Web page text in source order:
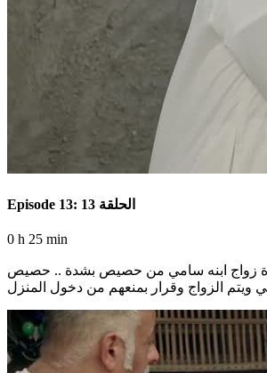
Episode 13: الحلقة 13
0 h 25 min
زواج ابنه سامي من حصيص بشدة .. حصيص